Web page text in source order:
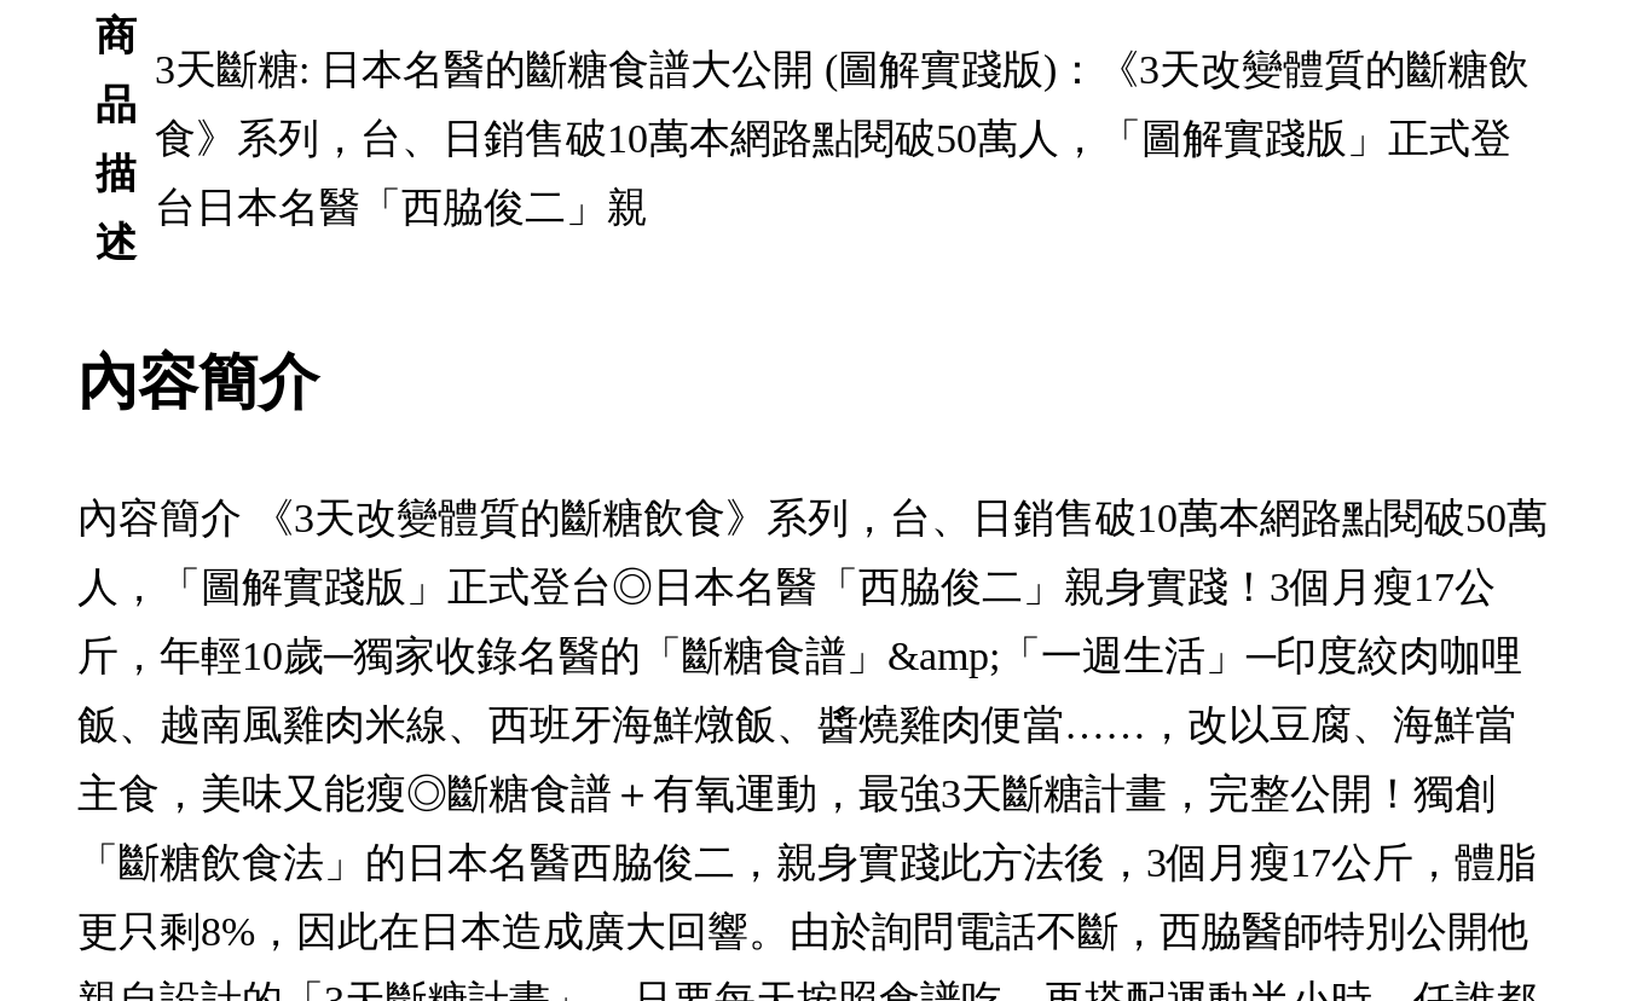
商
品
描
述
3天斷糖: 日本名醫的斷糖食譜大公開 (圖解實踐版)：《3天改變體質的斷糖飲
食》系列，台、日銷售破10萬本網路點閱破50萬人，「圖解實踐版」正式登
台日本名醫「西脇俊二」親
內容簡介
內容簡介 《3天改變體質的斷糖飲食》系列，台、日銷售破10萬本網路點閱破50萬
人，「圖解實踐版」正式登台◎日本名醫「西脇俊二」親身實踐！3個月瘦17公
斤，年輕10歲─獨家收錄名醫的「斷糖食譜」&amp;「一週生活」─印度絞肉咖哩
飯、越南風雞肉米線、西班牙海鮮燉飯、醬燒雞肉便當……，改以豆腐、海鮮當
主食，美味又能瘦◎斷糖食譜＋有氧運動，最強3天斷糖計畫，完整公開！獨創
「斷糖飲食法」的日本名醫西脇俊二，親身實踐此方法後，3個月瘦17公斤，體脂
更只剩8%，因此在日本造成廣大回響。由於詢問電話不斷，西脇醫師特別公開他